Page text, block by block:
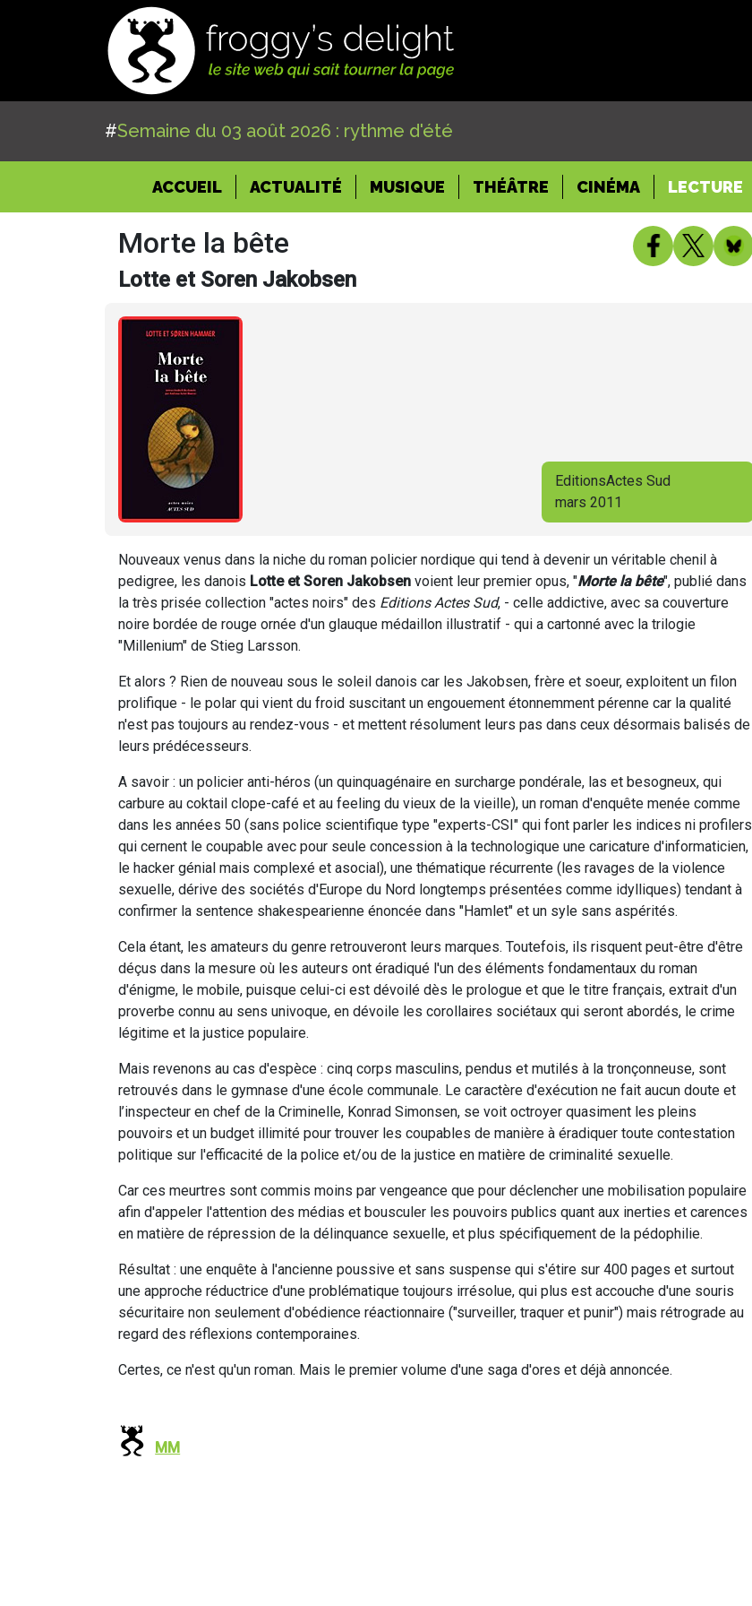
#Semaine du 03 août 2026 : rythme d'été
ACCUEIL(CURRENT)
ACTUALITÉ MUSIQUE THÉÂTRE CINÉMA LECTURE
Morte la bête
Lotte et Soren Jakobsen
EditionsActes Sud
mars 2011
Nouveaux venus dans la niche du roman policier nordique qui tend à devenir un véritable chenil à
pedigree, les danois Lotte et Soren Jakobsen voient leur premier opus, "Morte la bête", publié dans
la très prisée collection "actes noirs" des Editions Actes Sud, - celle addictive, avec sa couverture
noire bordée de rouge ornée d'un glauque médaillon illustratif - qui a cartonné avec la trilogie
"Millenium" de Stieg Larsson.
Et alors ? Rien de nouveau sous le soleil danois car les Jakobsen, frère et soeur, exploitent un filon
prolifique - le polar qui vient du froid suscitant un engouement étonnemment pérenne car la qualité
n'est pas toujours au rendez-vous - et mettent résolument leurs pas dans ceux désormais balisés de
leurs prédécesseurs.
A savoir : un policier anti-héros (un quinquagénaire en surcharge pondérale, las et besogneux, qui
carbure au coktail clope-café et au feeling du vieux de la vieille), un roman d'enquête menée comme
dans les années 50 (sans police scientifique type "experts-CSI" qui font parler les indices ni profilers
qui cernent le coupable avec pour seule concession à la technologique une caricature d'informaticien,
le hacker génial mais complexé et asocial), une thématique récurrente (les ravages de la violence
sexuelle, dérive des sociétés d'Europe du Nord longtemps présentées comme idylliques) tendant à
confirmer la sentence shakespearienne énoncée dans "Hamlet" et un syle sans aspérités.
Cela étant, les amateurs du genre retrouveront leurs marques. Toutefois, ils risquent peut-être d'être
déçus dans la mesure où les auteurs ont éradiqué l'un des éléments fondamentaux du roman
d'énigme, le mobile, puisque celui-ci est dévoilé dès le prologue et que le titre français, extrait d'un
proverbe connu au sens univoque, en dévoile les corollaires sociétaux qui seront abordés, le crime
légitime et la justice populaire.
Mais revenons au cas d'espèce : cinq corps masculins, pendus et mutilés à la tronçonneuse, sont
retrouvés dans le gymnase d'une école communale. Le caractère d'exécution ne fait aucun doute et
l’inspecteur en chef de la Criminelle, Konrad Simonsen, se voit octroyer quasiment les pleins
pouvoirs et un budget illimité pour trouver les coupables de manière à éradiquer toute contestation
politique sur l'efficacité de la police et/ou de la justice en matière de criminalité sexuelle.
Car ces meurtres sont commis moins par vengeance que pour déclencher une mobilisation populaire
afin d'appeler l'attention des médias et bousculer les pouvoirs publics quant aux inerties et carences
en matière de répression de la délinquance sexuelle, et plus spécifiquement de la pédophilie.
Résultat : une enquête à l'ancienne poussive et sans suspense qui s'étire sur 400 pages et surtout
une approche réductrice d'une problématique toujours irrésolue, qui plus est accouche d'une souris
sécuritaire non seulement d'obédience réactionnaire ("surveiller, traquer et punir") mais rétrograde au
regard des réflexions contemporaines.
Certes, ce n'est qu'un roman. Mais le premier volume d'une saga d'ores et déjà annoncée.
MM